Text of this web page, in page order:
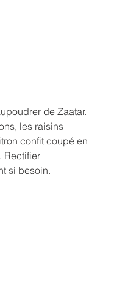
de Zaatar.
les raisins
confit coupé en
Rectifier
si besoin.